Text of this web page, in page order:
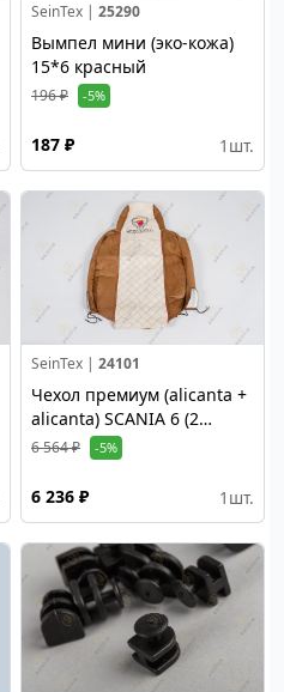
SeinTex | 25290
Вымпел мини (эко-кожа)
15*6 красный
196 ₽ -5%
187 ₽ 1 шт.
SeinTex | 24101
Чехол премиум (alicanta +
alicanta) SCANIA 6 (2
высоких сидения) от 2014г
S23 коричневая+бежевая
6 564 ₽ -5%
6 236 ₽ 1 шт.